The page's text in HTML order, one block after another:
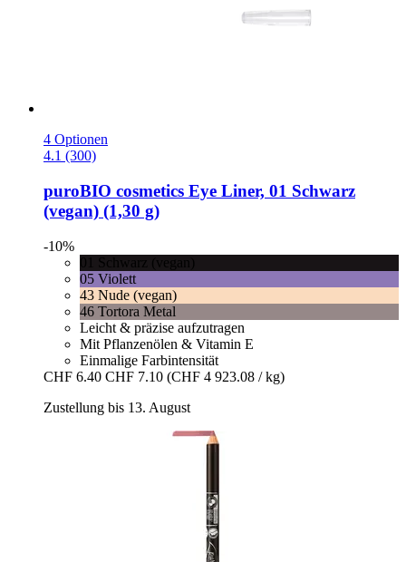
4 Optionen
4.1 (300)
puroBIO cosmetics Eye Liner, 01 Schwarz
(vegan) (1,30 g)
-10%
01 Schwarz (vegan)
05 Violett
43 Nude (vegan)
46 Tortora Metal
Leicht & präzise aufzutragen
Mit Pflanzenölen & Vitamin E
Einmalige Farbintensität
CHF 6.40 CHF 7.10 (CHF 4 923.08 / kg)
Zustellung bis 13. August